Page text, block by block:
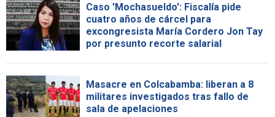
Caso 'Mochasueldo': Fiscalía pide
cuatro años de cárcel para
excongresista María Cordero Jon Tay
por presunto recorte salarial
Masacre en Colcabamba: liberan a 8
militares investigados tras fallo de
sala de apelaciones